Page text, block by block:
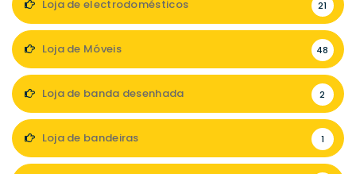
Loja de electrodomésticos 21
Loja de Móveis 48
Loja de banda desenhada 2
Loja de bandeiras 1